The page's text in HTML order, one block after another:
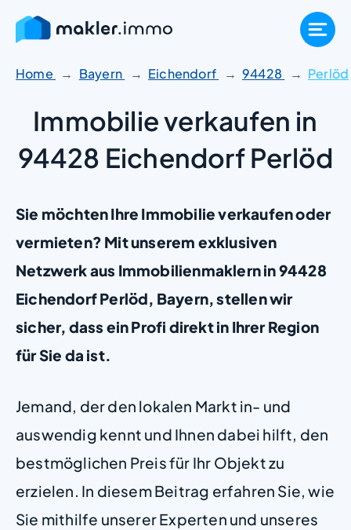
Zum
Inhalt
springen
Home Bayern Eichendorf 94428 Perlöd
Immobilie verkaufen in
94428 Eichendorf Perlöd
Sie möchten Ihre Immobilie verkaufen oder
vermieten? Mit unserem exklusiven
Netzwerk aus Immobilienmaklern in 94428
Eichendorf Perlöd, Bayern, stellen wir
sicher, dass ein Profi direkt in Ihrer Region
für Sie da ist.
Jemand, der den lokalen Markt in- und
auswendig kennt und Ihnen dabei hilft, den
bestmöglichen Preis für Ihr Objekt zu
erzielen. In diesem Beitrag erfahren Sie, wie
Sie mithilfe unserer Experten und unseres